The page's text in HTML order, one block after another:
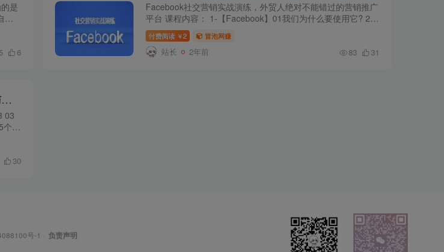
是
己
6
Facebook社交营销实战演练，外贸人绝对不能错过的营销推广
平台 课程内容： 1-【Facebook】01我们为什么要使用它? 2-
【Facebook】02干货内容简介 3-【Facebook】03注册时到底
要不要填真实信息? 4...
付费阅读 ￥2 冒泡网赚
站长 2年前 83 31
Facebook-营销实战：从注册到发布，掌握潜在客户开发技巧与再营销策略
03
个人
）
30
号-1 · 负责声明